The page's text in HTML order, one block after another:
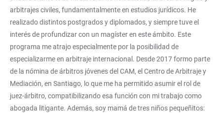
arbitrajes civiles, fundamentalmente en estudios jurídicos. He
realizado distintos postgrados y diplomados, y siempre tuve el
interés de profundizar con un magíster en este ámbito. Este
programa me atrajo especialmente por la posibilidad de
especializarme en arbitraje internacional. Desde 2017 formo parte
de la nómina de árbitros jóvenes del CAM, el Centro de Arbitraje y
Mediación, en Santiago, lo que me ha permitido asumir el rol de
juez-árbitro, compatibilizando esa función con mi trabajo como
abogada litigante. Además, soy mamá de tres niños pequeñitos: